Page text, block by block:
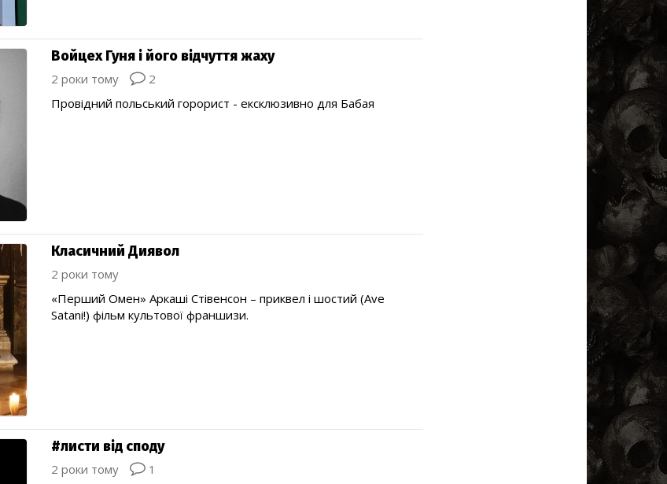
Войцех Гуня і його відчуття жаху
2 роки тому
2
Провідний польський горорист - ексклюзивно для Бабая
Класичний Диявол
2 роки тому
«Перший Омен» Аркаші Стівенсон – приквел і шостий (Ave
Satani!) фільм культової франшизи.
#листи від споду
2 роки тому
1